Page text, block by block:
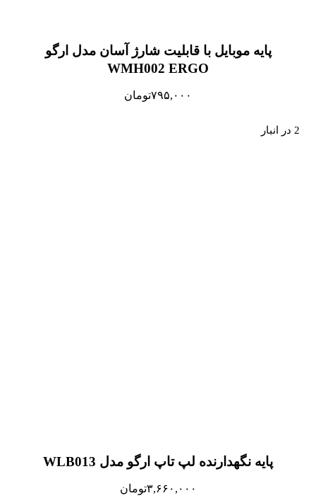
پایه موبایل با قابلیت شارژ آسان مدل ارگو
WMH002 ERGO
۷۹۵,۰۰۰تومان
2 در انبار
پایه نگهدارنده لپ تاپ ارگو مدل WLB013
۳,۶۶۰,۰۰۰تومان